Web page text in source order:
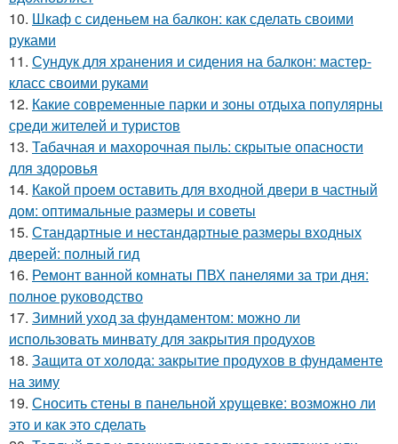
10. Шкаф с сиденьем на балкон: как сделать своими
руками
11. Сундук для хранения и сидения на балкон: мастер-
класс своими руками
12. Какие современные парки и зоны отдыха популярны
среди жителей и туристов
13. Табачная и махорочная пыль: скрытые опасности
для здоровья
14. Какой проем оставить для входной двери в частный
дом: оптимальные размеры и советы
15. Стандартные и нестандартные размеры входных
дверей: полный гид
16. Ремонт ванной комнаты ПВХ панелями за три дня:
полное руководство
17. Зимний уход за фундаментом: можно ли
использовать минвату для закрытия продухов
18. Защита от холода: закрытие продухов в фундаменте
на зиму
19. Сносить стены в панельной хрущевке: возможно ли
это и как это сделать